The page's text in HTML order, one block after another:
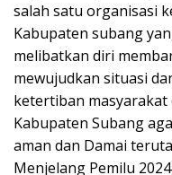
salah satu organisasi
Kabupaten subang
melibatkan diri
mewujudkan situasi
ketertiban masyarakat
Kabupaten Subang
aman dan Damai
Menjelang Pemilu